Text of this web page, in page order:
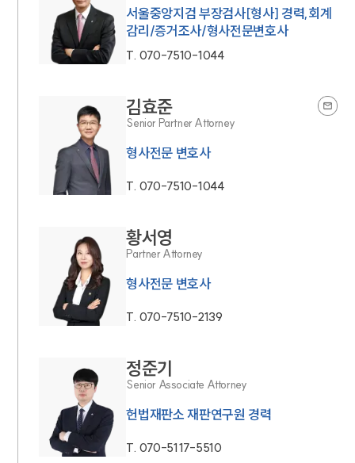
서울중앙지검 부장검사[형사] 경력,회계
감리/증거조사/형사전문변호사
T. 070-7510-1044
김효준
Senior Partner Attorney
형사전문 변호사
T. 070-7510-1044
황서영
Partner Attorney
형사전문 변호사
T. 070-7510-2139
정준기
Senior Associate Attorney
헌법재판소 재판연구원 경력
T. 070-5117-5510